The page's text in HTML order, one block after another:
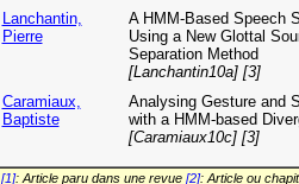
Lanchantin,
Pierre
A HMM-Based Speech
Using a New Glottal
Separation Method
[Lanchantin10a] [3]
Caramiaux,
Baptiste
Analysing Gesture and
with a HMM-based
[Caramiaux10c] [3]
[1]: Article paru dans une revue [2]: Article ou